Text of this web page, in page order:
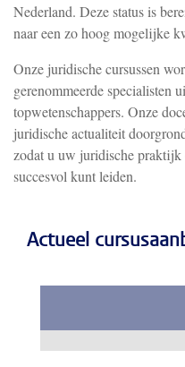
Nederland. Deze status is
naar een zo hoog mogelijke
Onze juridische cursussen
gerenommeerde specialisten
topwetenschappers. Onze
juridische actualiteit
zodat u uw juridische praktijk
succesvol kunt leiden.
Actueel